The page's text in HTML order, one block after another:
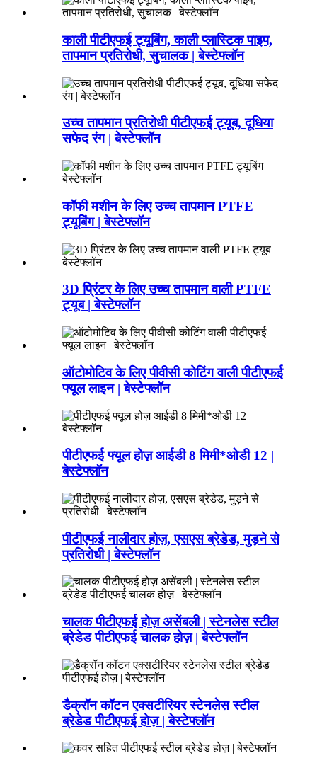
काली पीटीएफई ट्यूबिंग, काली प्लास्टिक पाइप,
तापमान प्रतिरोधी, सुचालक | बेस्टेफ्लॉन
उच्च तापमान प्रतिरोधी पीटीएफई ट्यूब, दूधिया
सफेद रंग | बेस्टेफ्लॉन
कॉफी मशीन के लिए उच्च तापमान PTFE
ट्यूबिंग | बेस्टेफ्लॉन
3D प्रिंटर के लिए उच्च तापमान वाली PTFE
ट्यूब | बेस्टेफ्लॉन
ऑटोमोटिव के लिए पीवीसी कोटिंग वाली पीटीएफई
फ्यूल लाइन | बेस्टेफ्लॉन
पीटीएफई फ्यूल होज़ आईडी 8 मिमी*ओडी 12 |
बेस्टेफ्लॉन
पीटीएफई नालीदार होज़, एसएस ब्रेडेड, मुड़ने से
प्रतिरोधी | बेस्टेफ्लॉन
चालक पीटीएफई होज़ असेंबली | स्टेनलेस स्टील
ब्रेडेड पीटीएफई चालक होज़ | बेस्टेफ्लॉन
डैक्रॉन कॉटन एक्सटीरियर स्टेनलेस स्टील
ब्रेडेड पीटीएफई होज़ | बेस्टेफ्लॉन